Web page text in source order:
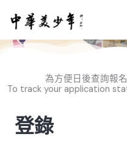
要
報名中心
為方便日後查詢報
To track your application
登錄